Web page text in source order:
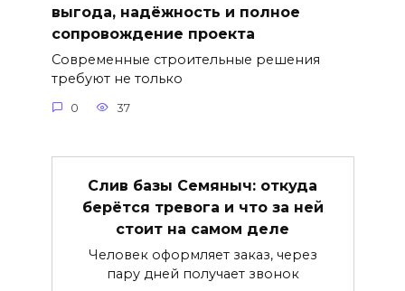
выгода, надёжность и полное
сопровождение проекта
Современные строительные решения
требуют не только
0 37
Слив базы Семяныч: откуда
берётся тревога и что за ней
стоит на самом деле
Человек оформляет заказ, через
пару дней получает звонок